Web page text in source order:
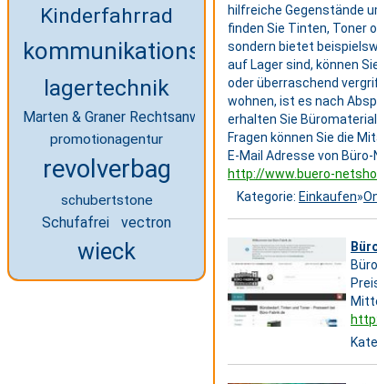
Kinderfahrrad
kommunikationssysteme
lagertechnik
Marten & Graner Rechtsanwälte
promotionagentur
revolverbag
schubertstone
Schufafrei vectron
wieck
hilfreiche Gegenstände
finden Sie Tinten, Toner
sondern bietet
auf Lager sind, können
oder überraschend
wohnen, ist es nach
erhalten Sie
Fragen können Sie die
E-Mail Adresse von
http://www.buero-
Kategorie: Einkaufen»